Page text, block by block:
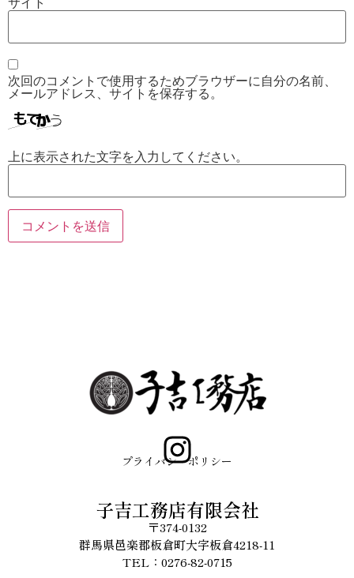
次回のコメントで使用するためブラウザーに自分の名前、
メールアドレス、サイトを保存する。
上に表示された文字を入力してください。
プライバシーポリシー
子吉工務店有限会社
〒374-0132
群馬県邑楽郡板倉町大字板倉4218-11
TEL：0276-82-0715